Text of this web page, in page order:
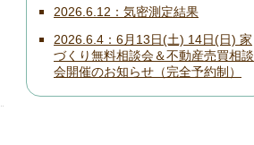
2026.6.12
気密測定結果
2026.6.4
6月13日(土) 14日(日) 家
づくり無料相談会＆不動産売買相談
会開催のお知らせ（完全予約制）